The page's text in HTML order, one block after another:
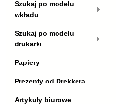
Szukaj po modelu
wkładu
Szukaj po modelu
drukarki
Papiery
Prezenty od Drekkera
Artykuły biurowe